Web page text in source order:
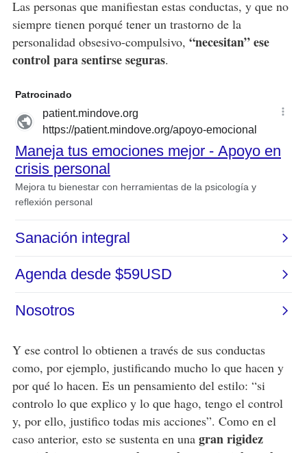
Las personas que manifiestan estas conductas, y que no
siempre tienen porqué tener un trastorno de la
personalidad obsesivo-compulsivo, “necesitan” ese
control para sentirse seguras.
Y ese control lo obtienen a través de sus conductas
como, por ejemplo, justificando mucho lo que hacen y
por qué lo hacen. Es un pensamiento del estilo: “si
controlo lo que explico y lo que hago, tengo el control
y, por ello, justifico todas mis acciones”. Como en el
caso anterior, esto se sustenta en una gran rigidez